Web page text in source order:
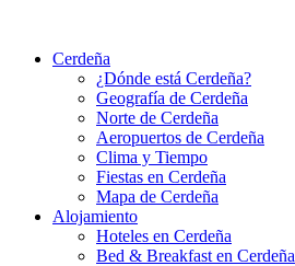
Cerdeña
¿Dónde está Cerdeña?
Geografía de Cerdeña
Norte de Cerdeña
Aeropuertos de Cerdeña
Clima y Tiempo
Fiestas en Cerdeña
Mapa de Cerdeña
Alojamiento
Hoteles en Cerdeña
Bed & Breakfast en Cerdeña